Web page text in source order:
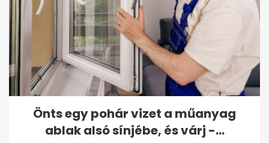
Önts egy pohár vizet a műanyag
ablak alsó sínjébe, és várj -...